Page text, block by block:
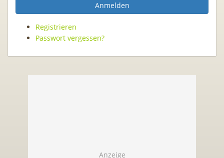
Anmelden
Registrieren
Passwort vergessen?